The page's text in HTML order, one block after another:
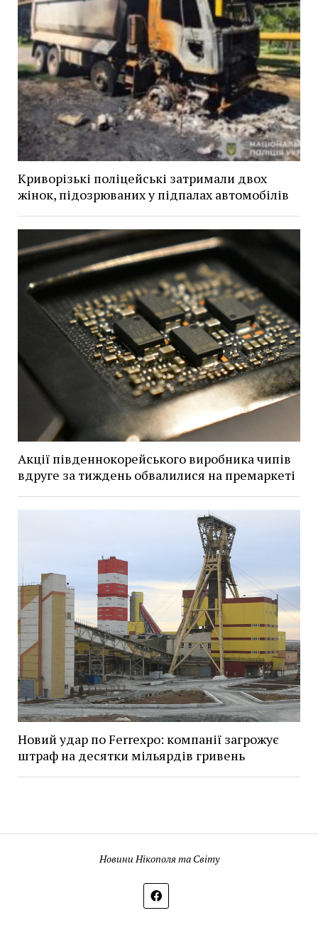
Криворізькі поліцейські затримали двох
жінок, підозрюваних у підпалах автомобілів
Акції південнокорейського виробника чипів
вдруге за тиждень обвалилися на премаркеті
Новий удар по Ferrexpo: компанії загрожує
штраф на десятки мільярдів гривень
Новини Нікополя та Світу